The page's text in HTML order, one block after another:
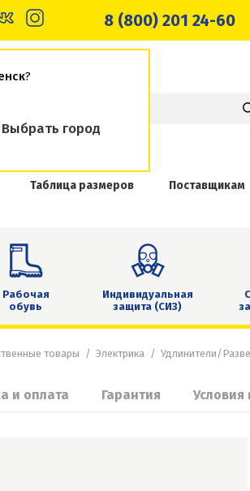
?
Выбрать город
8 (800) 201 24-60
Таблица размеров Поставщикам
Рабочая
обувь
Индивидуальная
защита (СИЗ)
товары Электрика Удлинители/
и оплата Гарантия Условия